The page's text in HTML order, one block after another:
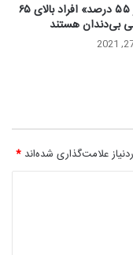
«بیش از ۵۵ درصد» افراد بالای ۶۵
بی‌دندان هستند
علامت‌گذاری شده‌اند *